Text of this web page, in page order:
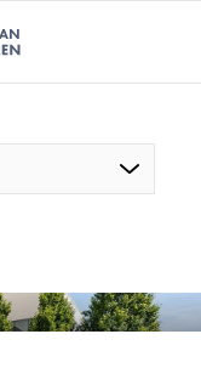
voor de bouw